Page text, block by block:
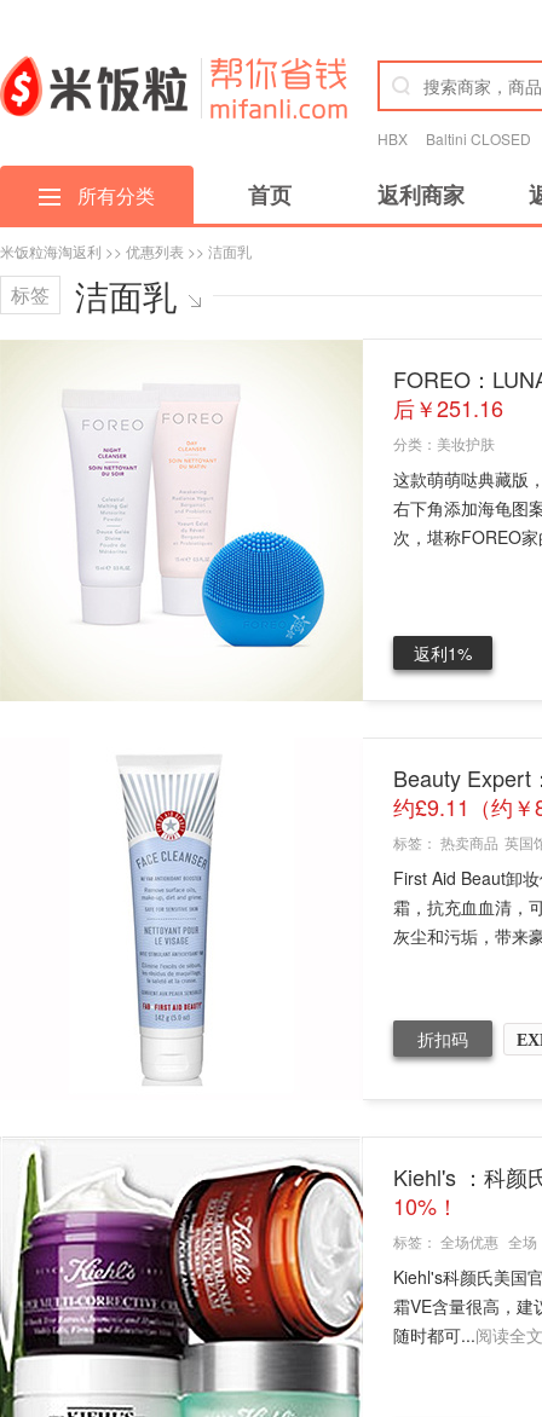
HBX Baltini CLOSED
所有分类 首页 返利商家
米饭粒海淘返利 >> 优惠列表 >> 洁面乳
标签 洁面乳
FOREO：
后￥251.16
分类： 美妆护肤
这款萌萌哒典藏版
右下角添加海龟图
次，堪称FOREO
返利1%
Beauty Expert
约£9.11（约￥
标签： 热卖商品 英国
First Aid Beaut卸
霜，抗充血血清，
灰尘和污垢，带来
折扣码
Kiehl's ：科颜
10%！
标签： 全场优惠 全场
Kiehl's科颜氏美国
霜VE含量很高，建
随时都可...阅读全文